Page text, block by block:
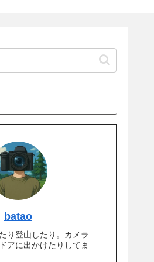
batao
り登山したり。カメラ
アに出かけたりしてま